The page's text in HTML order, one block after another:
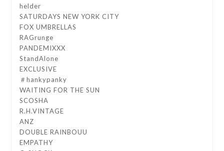
helder
SATURDAYS NEW YORK CITY
FOX UMBRELLAS
RAGrunge
PANDEMIXXX
StandAlone
EXCLUSIVE
＃hankypanky
WAITING FOR THE SUN
SCOSHA
R.H.VINTAGE
ANZ
DOUBLE RAINBOUU
EMPATHY